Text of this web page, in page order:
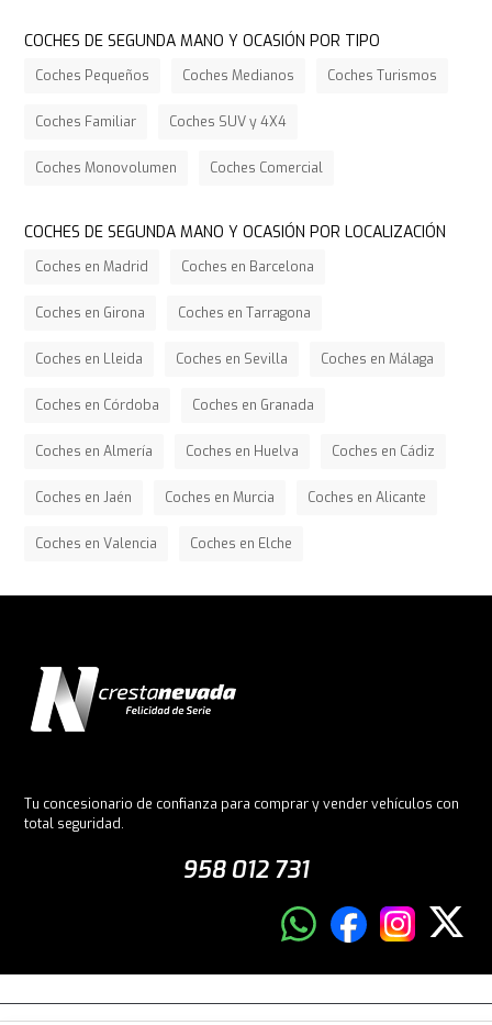
COCHES DE SEGUNDA MANO Y OCASIÓN POR TIPO
Coches Pequeños Coches Medianos Coches Turismos
Coches Familiar Coches SUV y 4X4
Coches Monovolumen Coches Comercial
COCHES DE SEGUNDA MANO Y OCASIÓN POR LOCALIZACIÓN
Coches en Madrid Coches en Barcelona
Coches en Girona Coches en Tarragona
Coches en Lleida Coches en Sevilla Coches en Málaga
Coches en Córdoba Coches en Granada
Coches en Almería Coches en Huelva Coches en Cádiz
Coches en Jaén Coches en Murcia Coches en Alicante
Coches en Valencia Coches en Elche
Tu concesionario de confianza para comprar y vender vehículos con
total seguridad.
958 012 731